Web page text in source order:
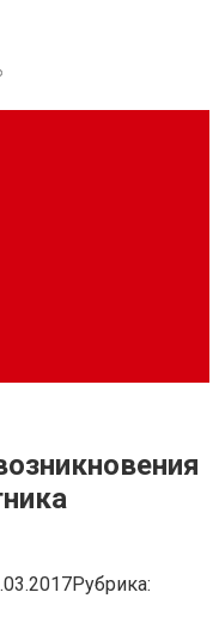
Рубрика: